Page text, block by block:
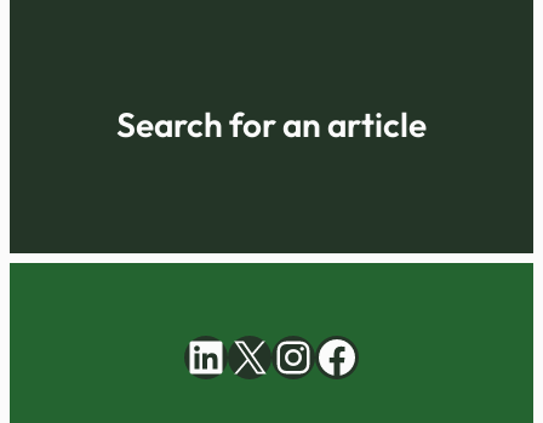
Search for an article
Facebook
Instagram
X
LinkedIn